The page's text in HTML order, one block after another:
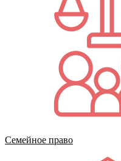
Семейное право